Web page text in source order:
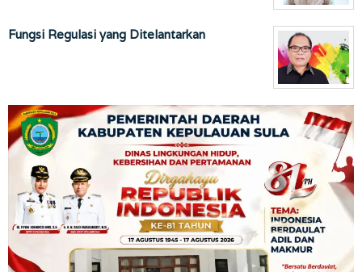
Fungsi Regulasi yang Ditelantarkan